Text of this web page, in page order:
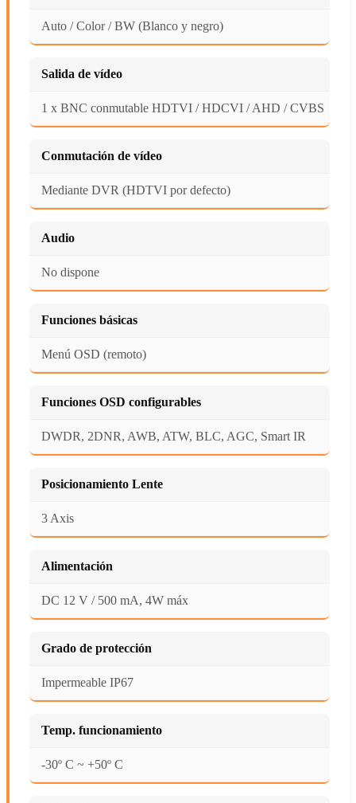
Auto / Color / BW (Blanco y negro)
Salida de vídeo
1 x BNC conmutable HDTVI / HDCVI / AHD / CVBS
Conmutación de vídeo
Mediante DVR (HDTVI por defecto)
Audio
No dispone
Funciones básicas
Menú OSD (remoto)
Funciones OSD configurables
DWDR, 2DNR, AWB, ATW, BLC, AGC, Smart IR
Posicionamiento Lente
3 Axis
Alimentación
DC 12 V / 500 mA, 4W máx
Grado de protección
Impermeable IP67
Temp. funcionamiento
-30º C ~ +50º C